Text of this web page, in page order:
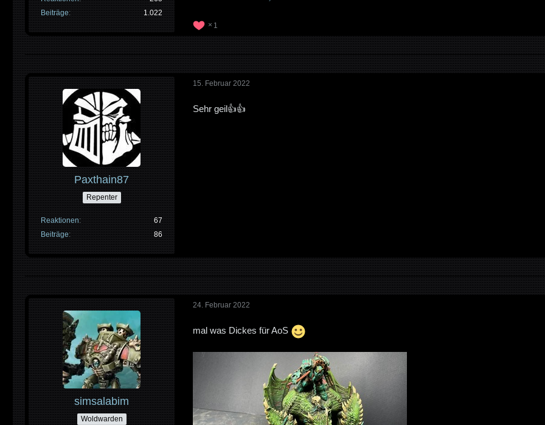
Beiträge
1.022
1
Paxthain87
Repenter
Reaktionen
67
Beiträge
86
15. Februar 2022
Sehr geil👍👍
simsalabim
Woldwarden
24. Februar 2022
mal was Dickes für AoS